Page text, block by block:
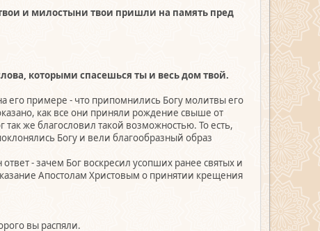
и милостыни твои пришли на память пред
которыми спасешься ты и весь дом твой.
его примере - что припомнились Богу молитвы его
как все они приняли рождение свыше от
же благословил такой возможностью. То есть,
Богу и вели благообразный образ
ответ - зачем Бог воскресил усопших ранее святых и
Апостолам Христовым о принятии крещения
вы распяли.